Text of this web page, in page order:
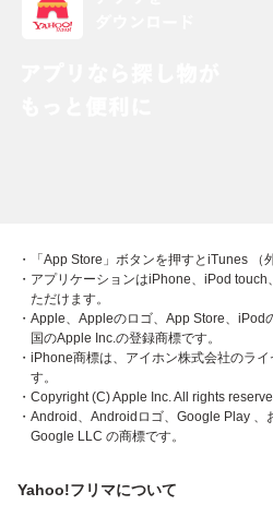
・「App Store」ボタンを押すとiTunes （
・アプリケーションはiPhone、iPod
ただけます。
・Apple、Appleのロゴ、App Store、
国のApple Inc.の登録商標です。
・iPhone商標は、アイホン株式会社のラ
す。
・Copyright (C) Apple Inc. All rights
・Android、Androidロゴ、Google Play 、
Google LLC の商標です。
Yahoo!フリマについて